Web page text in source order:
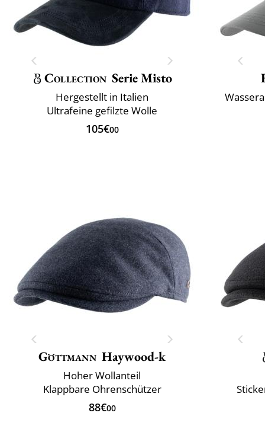
Collection Serie Misto
Hergestellt in Italien
Ultrafeine gefilzte Wolle
105€00
Göttmann Haywood-k
Hoher Wollanteil
Klappbare Ohrenschützer
88€00